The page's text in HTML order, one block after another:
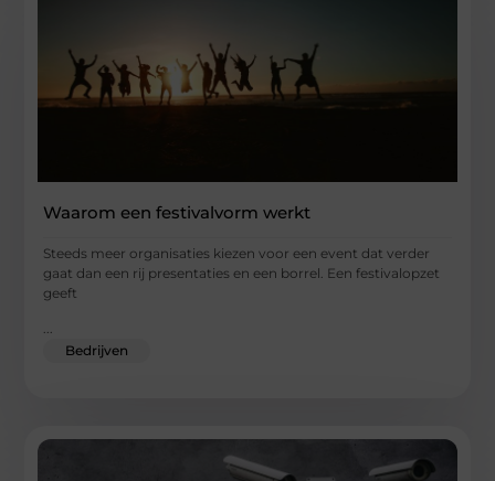
Waarom een festivalvorm werkt
Steeds meer organisaties kiezen voor een event dat verder
gaat dan een rij presentaties en een borrel. Een festivalopzet
geeft
...
Bedrijven